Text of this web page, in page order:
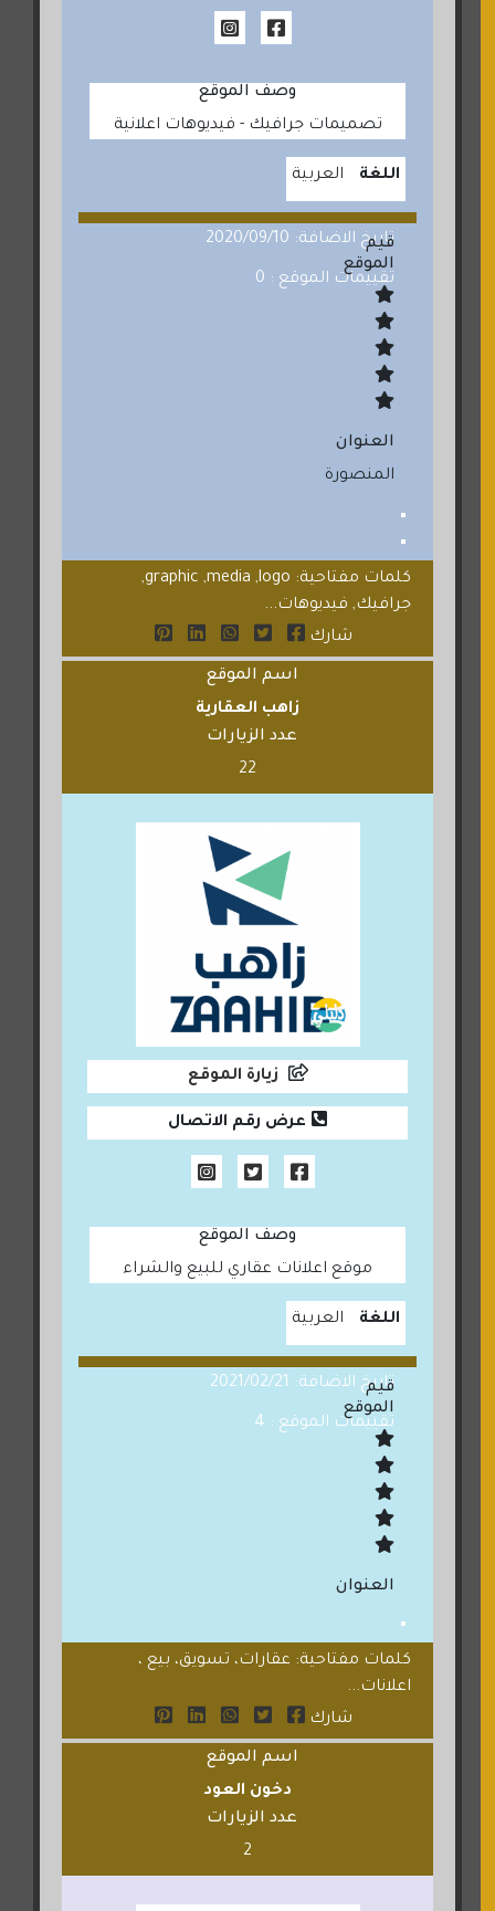
وصف الموقع
تصميمات جرافيك - فيديوهات اعلانية
اللغة العربية
تاريخ الاضافة: 2020/09/10
تقييمات الموقع : 0
قيم
الموقع
العنوان
المنصورة
كلمات مفتاحية: graphic ,media ,logo,
جرافيك, فيديوهات...
شارك
اسم الموقع
زاهب العقارية
عدد الزيارات
22
زيارة الموقع
عرض رقم الاتصال
وصف الموقع
موقع اعلانات عقاري للبيع والشراء
اللغة العربية
تاريخ الاضافة: 2021/02/21
تقييمات الموقع : 4
قيم
الموقع
العنوان
كلمات مفتاحية: عقارات، تسويق، بيع ،
اعلانات...
شارك
اسم الموقع
دخون العود
عدد الزيارات
2